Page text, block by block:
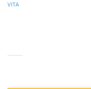
VITA